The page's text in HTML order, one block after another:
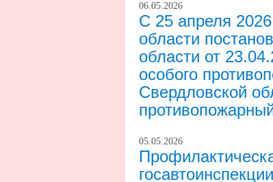
06.05.2026
С 25 апреля
области
области от
особого
Свердловской
05.05.2026